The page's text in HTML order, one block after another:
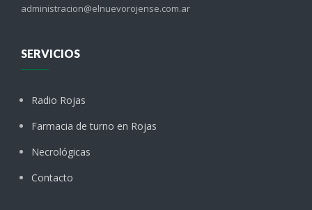
administracion@elnuevorojense.com.ar
SERVICIOS
Radio Rojas
Farmacia de turno en Rojas
Necrológicas
Contacto